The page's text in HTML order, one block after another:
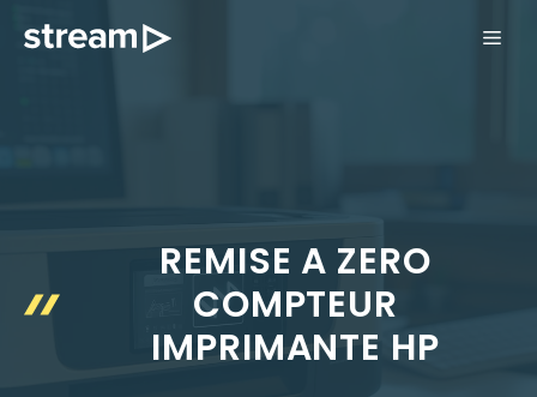
REMISE A ZERO
COMPTEUR
IMPRIMANTE HP